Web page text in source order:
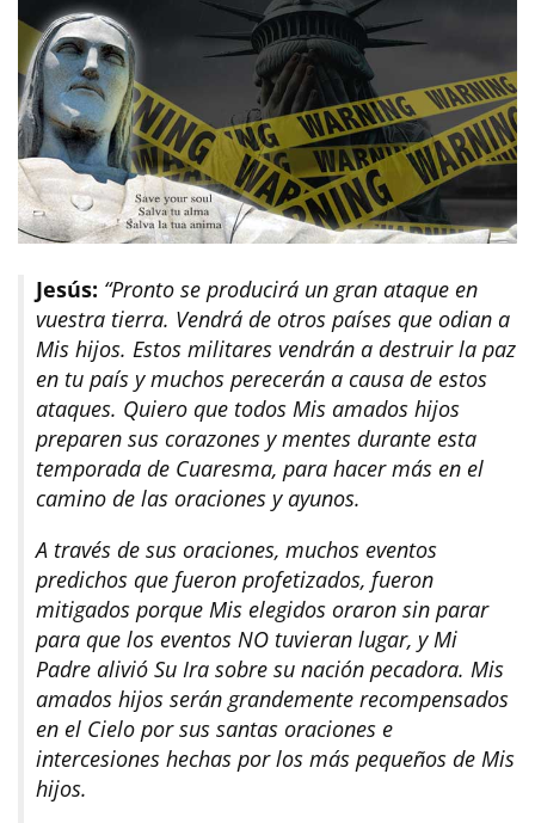
Jesús: “Pronto se producirá un gran ataque en
vuestra tierra. Vendrá de otros países que odian a
Mis hijos. Estos militares vendrán a destruir la paz
en tu país y muchos perecerán a causa de estos
ataques. Quiero que todos Mis amados hijos
preparen sus corazones y mentes durante esta
temporada de Cuaresma, para hacer más en el
camino de las oraciones y ayunos.
A través de sus oraciones, muchos eventos
predichos que fueron profetizados, fueron
mitigados porque Mis elegidos oraron sin parar
para que los eventos NO tuvieran lugar, y Mi
Padre alivió Su Ira sobre su nación pecadora. Mis
amados hijos serán grandemente recompensados
en el Cielo por sus santas oraciones e
intercesiones hechas por los más pequeños de Mis
hijos.